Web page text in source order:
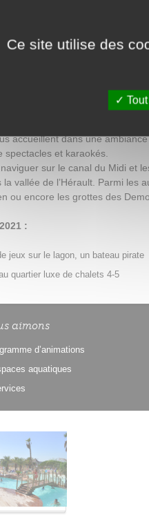
en Hérault
du camping pour
Baladez-vous autour
à l’équitation, au golf ou à
enfants se concentrent
plus jeunes aux tournois
du camping vous invitent à
accueillent dans une
spectacles et karaokés.
sur le canal du Midi et
vallée de l’Hérault. Parmi les
ou encore les grottes des
:
jeux sur le lagon, un bateau pirate
quartier luxe de chalets 4-5
aimons
d’animations
aquatiques
Ce site utilise des